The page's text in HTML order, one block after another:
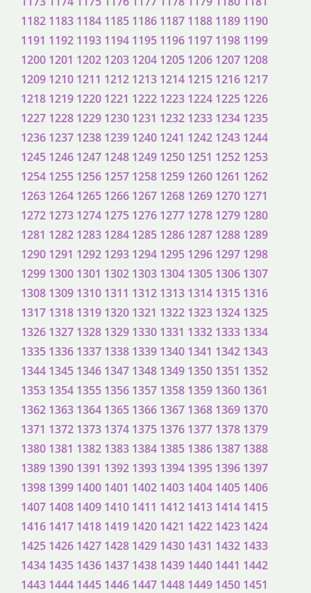
1182 1183 1184 1185 1186 1187 1188 1189 1190
1191 1192 1193 1194 1195 1196 1197 1198 1199
1200 1201 1202 1203 1204 1205 1206 1207 1208
1209 1210 1211 1212 1213 1214 1215 1216 1217
1218 1219 1220 1221 1222 1223 1224 1225 1226
1227 1228 1229 1230 1231 1232 1233 1234 1235
1236 1237 1238 1239 1240 1241 1242 1243 1244
1245 1246 1247 1248 1249 1250 1251 1252 1253
1254 1255 1256 1257 1258 1259 1260 1261 1262
1263 1264 1265 1266 1267 1268 1269 1270 1271
1272 1273 1274 1275 1276 1277 1278 1279 1280
1281 1282 1283 1284 1285 1286 1287 1288 1289
1290 1291 1292 1293 1294 1295 1296 1297 1298
1299 1300 1301 1302 1303 1304 1305 1306 1307
1308 1309 1310 1311 1312 1313 1314 1315 1316
1317 1318 1319 1320 1321 1322 1323 1324 1325
1326 1327 1328 1329 1330 1331 1332 1333 1334
1335 1336 1337 1338 1339 1340 1341 1342 1343
1344 1345 1346 1347 1348 1349 1350 1351 1352
1353 1354 1355 1356 1357 1358 1359 1360 1361
1362 1363 1364 1365 1366 1367 1368 1369 1370
1371 1372 1373 1374 1375 1376 1377 1378 1379
1380 1381 1382 1383 1384 1385 1386 1387 1388
1389 1390 1391 1392 1393 1394 1395 1396 1397
1398 1399 1400 1401 1402 1403 1404 1405 1406
1407 1408 1409 1410 1411 1412 1413 1414 1415
1416 1417 1418 1419 1420 1421 1422 1423 1424
1425 1426 1427 1428 1429 1430 1431 1432 1433
1434 1435 1436 1437 1438 1439 1440 1441 1442
1443 1444 1445 1446 1447 1448 1449 1450 1451